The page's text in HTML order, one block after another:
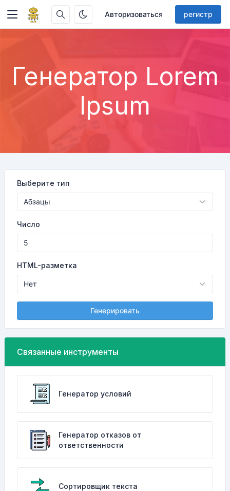
Авторизоваться регистр
Генератор Lorem
Ipsum
Выберите тип
Число
HTML-разметка
Генерировать
Связанные инструменты
Генератор условий
Генератор отказов от
ответственности
Сортировщик текста